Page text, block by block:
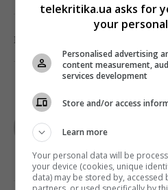
Поділитись:
TELEKRITIKA
telekritika.ua asks for
your
Personalised advertising
content measurement,
services development
Store and/or access
Learn more
Your personal data will be
your device (cookies, unique
data) may be stored by, accessed